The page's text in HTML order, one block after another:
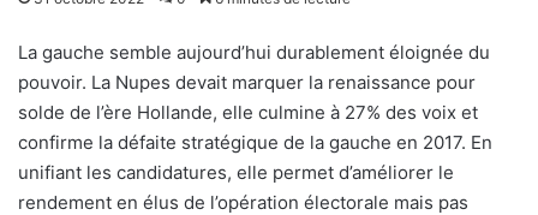
La gauche semble aujourd’hui durablement éloignée du
pouvoir. La Nupes devait marquer la renaissance pour
solde de l’ère Hollande, elle culmine à 27% des voix et
confirme la défaite stratégique de la gauche en 2017. En
unifiant les candidatures, elle permet d’améliorer le
rendement en élus de l’opération électorale mais pas